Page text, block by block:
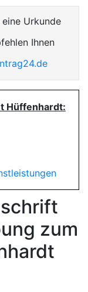
Urkunde
Ihnen
Hüffenhardt:
zum